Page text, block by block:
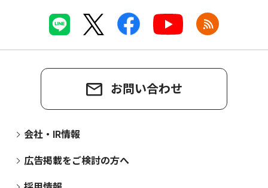
お問い合わせ
会社・IR情報
広告掲載をご検討の方へ